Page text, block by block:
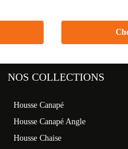
NOS COLLECTIONS
Housse Canapé
Housse Canapé Angle
Housse Chaise